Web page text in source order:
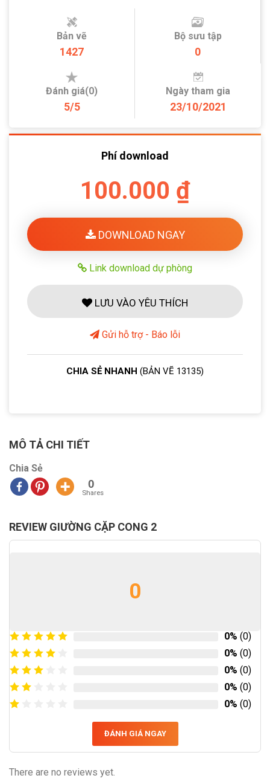
Bản vẽ
1427
Bộ sưu tập
0
Đánh giá(0)
5/5
Ngày tham gia
23/10/2021
Phí download
100.000 ₫
DOWNLOAD NGAY
Link download dự phòng
LƯU VÀO YÊU THÍCH
Gửi hỗ trợ - Báo lỗi
CHIA SẺ NHANH (BẢN VẼ 13135)
MÔ TẢ CHI TIẾT
Chia Sẻ
0
Shares
REVIEW GIƯỜNG CẶP CONG 2
0
0% (0)
0% (0)
0% (0)
0% (0)
0% (0)
ĐÁNH GIÁ NGAY
There are no reviews yet.